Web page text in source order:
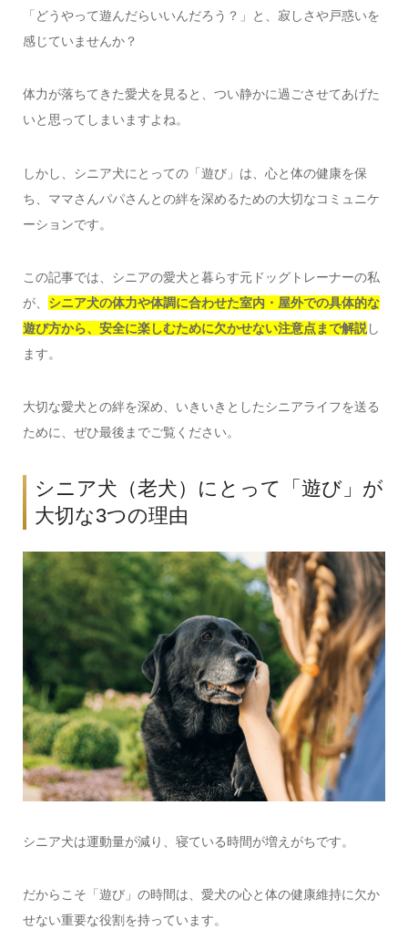
「どうやって遊んだらいいんだろう？」と、寂しさや戸惑いを
感じていませんか？
体力が落ちてきた愛犬を見ると、つい静かに過ごさせてあげた
いと思ってしまいますよね。
しかし、シニア犬にとっての「遊び」は、心と体の健康を保
ち、ママさんパパさんとの絆を深めるための大切なコミュニケ
ーションです。
この記事では、シニアの愛犬と暮らす元ドッグトレーナーの私
が、 シニア犬の体力や体調に合わせた室内・屋外での具体的な
遊び方から、安全に楽しむために欠かせない注意点まで解説し
ます。
大切な愛犬との絆を深め、いきいきとしたシニアライフを送る
ために、ぜひ最後までご覧ください。
シニア犬（老犬）にとって「遊び」が
大切な3つの理由
シニア犬は運動量が減り、寝ている時間が増えがちです。
だからこそ「遊び」の時間は、愛犬の心と体の健康維持に欠か
せない重要な役割を持っています。